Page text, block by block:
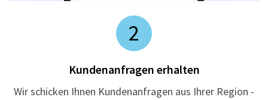
2
Kundenanfragen erhalten
Wir schicken Ihnen Kundenanfragen aus Ihrer Region -